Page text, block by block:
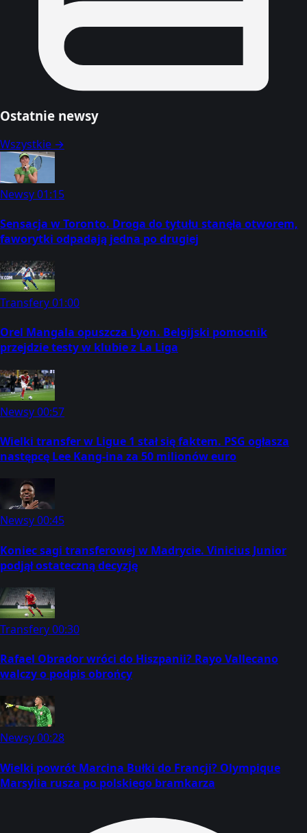
Ostatnie newsy
Wszystkie →
Newsy01:15
Sensacja w Toronto. Droga do tytułu stanęła otworem,
faworytki odpadają jedna po drugiej
Transfery01:00
Orel Mangala opuszcza Lyon. Belgijski pomocnik
przejdzie testy w klubie z La Liga
Newsy00:57
Wielki transfer w Ligue 1 stał się faktem. PSG ogłasza
następcę Lee Kang-ina za 50 milionów euro
Newsy00:45
Koniec sagi transferowej w Madrycie. Vinicius Junior
podjął ostateczną decyzję
Transfery00:30
Rafael Obrador wróci do Hiszpanii? Rayo Vallecano
walczy o podpis obrońcy
Newsy00:28
Wielki powrót Marcina Bułki do Francji? Olympique
Marsylia rusza po polskiego bramkarza